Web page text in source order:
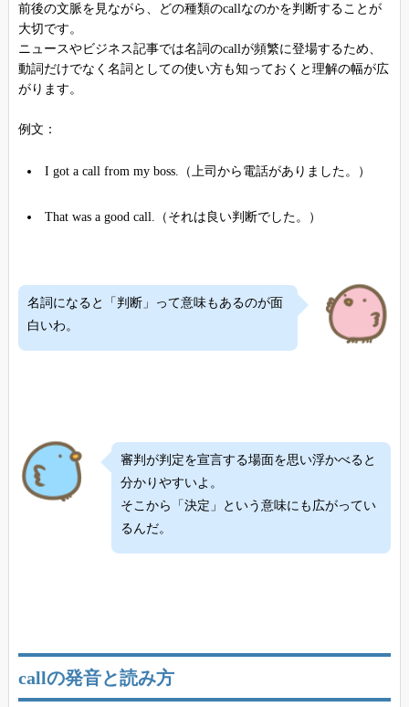
前後の文脈を見ながら、どの種類のcallなのかを判断することが
大切です。
ニュースやビジネス記事では名詞のcallが頻繁に登場するため、
動詞だけでなく名詞としての使い方も知っておくと理解の幅が広
がります。
例文：
I got a call from my boss.（上司から電話がありました。）
That was a good call.（それは良い判断でした。）
名詞になると「判断」って意味もあるのが面
白いわ。
審判が判定を宣言する場面を思い浮かべると
分かりやすいよ。
そこから「決定」という意味にも広がってい
るんだ。
callの発音と読み方